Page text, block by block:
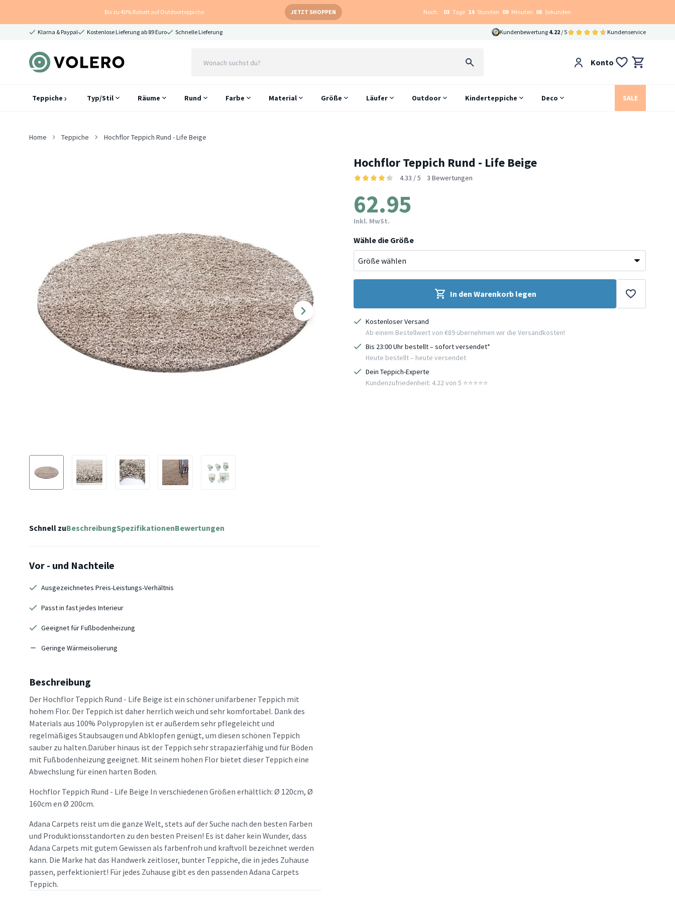
Bis zu 40% Rabatt auf Outdoorteppiche JETZT SHOPPEN Noch: 03 Tage 14 Stunden 09 Minuten 07 Sekunden
Klarna & Paypal Kostenlose Lieferung ab 89 Euro Schnelle Lieferung Kundenbewertung 4.22 / 5 Kundenservice
Konto
Teppiche Typ/Stil Räume Rund Farbe Material Größe Läufer Outdoor Kinderteppiche Deco SALE
Home Teppiche Hochflor Teppich Rund - Life Beige
Hochflor Teppich Rund - Life Beige
4.33 / 5 3 Bewertungen
62.95
Inkl. MwSt.
Wähle die Größe
In den Warenkorb legen
Kostenloser Versand
Ab einem Bestellwert von €89 übernehmen wir die Versandkosten!
Bis 23:00 Uhr bestellt – sofort versendet*
Heute bestellt – heute versendet
Dein Teppich-Experte
Kundenzufriedenheit: 4.22 von 5 ⭐️⭐️⭐️⭐️⭐️
Schnell zuBeschreibungSpezifikationenBewertungen
Vor - und Nachteile
Ausgezeichnetes Preis-Leistungs-Verhältnis
Passt in fast jedes Interieur
Geeignet für Fußbodenheizung
Geringe Wärmeisolierung
Beschreibung
Der Hochflor Teppich Rund - Life Beige ist ein schöner unifarbener Teppich mit
hohem Flor. Der Teppich ist daher herrlich weich und sehr komfortabel. Dank des
Materials aus 100% Polypropylen ist er außerdem sehr pflegeleicht und
regelmäßiges Staubsaugen und Abklopfen genügt, um diesen schönen Teppich
sauber zu halten.Darüber hinaus ist der Teppich sehr strapazierfähig und für Böden
mit Fußbodenheizung geeignet. Mit seinem hohen Flor bietet dieser Teppich eine
Abwechslung für einen harten Boden.
Hochflor Teppich Rund - Life Beige In verschiedenen Größen erhältlich: Ø 120cm, Ø
160cm en Ø 200cm.
Adana Carpets reist um die ganze Welt, stets auf der Suche nach den besten Farben
und Produktionsstandorten zu den besten Preisen! Es ist daher kein Wunder, dass
Adana Carpets mit gutem Gewissen als farbenfroh und kraftvoll bezeichnet werden
kann. Die Marke hat das Handwerk zeitloser, bunter Teppiche, die in jedes Zuhause
passen, perfektioniert! Für jedes Zuhause gibt es den passenden Adana Carpets
Teppich.